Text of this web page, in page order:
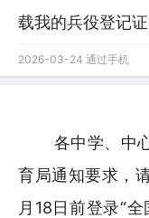
载我的兵役登记
2026-03-24 通过手机
各中学、中
育局通知要求，
月18日前登录“